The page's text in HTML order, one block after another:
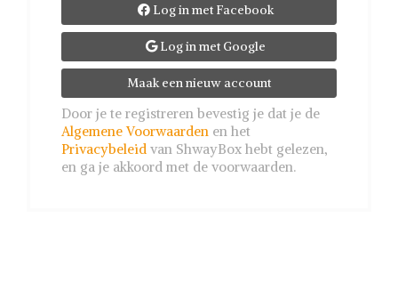
Log in met Facebook
Log in met Google
Maak een nieuw account
Door je te registreren bevestig je dat je de
Algemene Voorwaarden en het
Privacybeleid van ShwayBox hebt gelezen,
en ga je akkoord met de voorwaarden.